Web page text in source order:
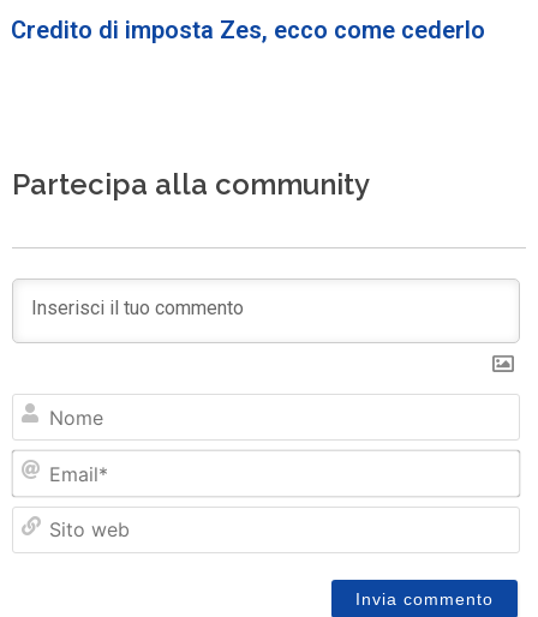
Credito di imposta Zes, ecco come cederlo
Partecipa alla community